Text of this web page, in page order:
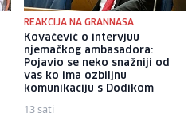
REAKCIJA NA GRANNASA
Kovačević o intervjuu
njemačkog ambasadora:
Pojavio se neko snažniji od
vas ko ima ozbiljnu
komunikaciju s Dodikom
13 sati